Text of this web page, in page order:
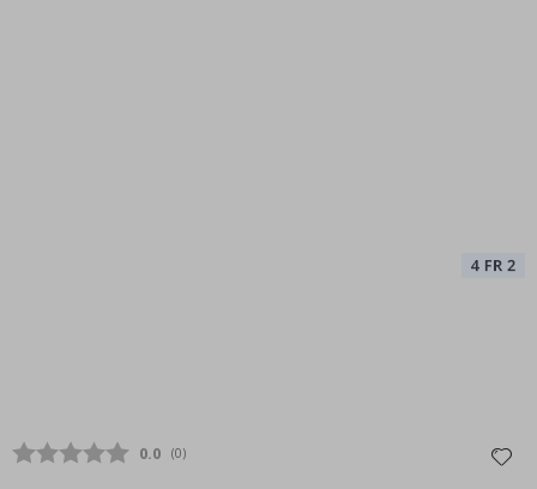
Durchschnittliche Bewertung:
0.0 (abgegebene bewertungen:
0)